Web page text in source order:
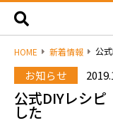
HOME 新着情報 公
お知らせ
公式DIYレシピ
した